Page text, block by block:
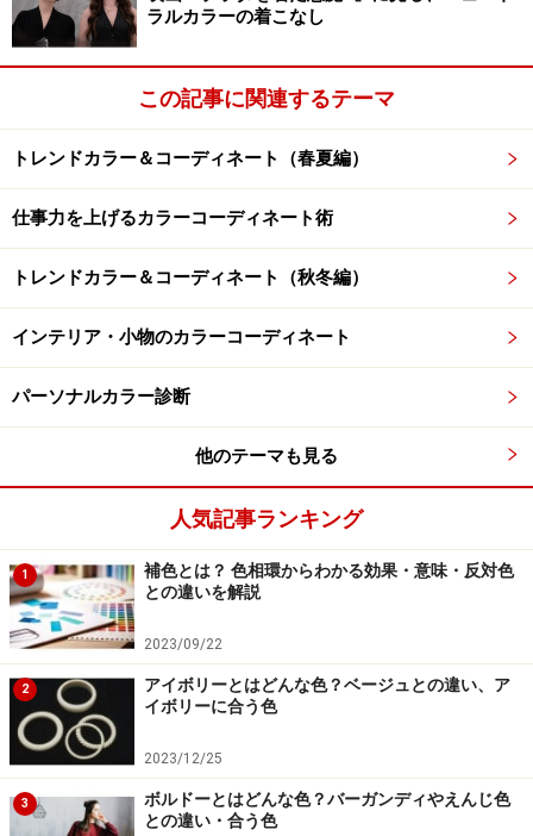
ラルカラーの着こなし
この記事に関連するテーマ
トレンドカラー＆コーディネート（春夏編）
仕事力を上げるカラーコーディネート術
トレンドカラー＆コーディネート（秋冬編）
インテリア・小物のカラーコーディネート
パーソナルカラー診断
他のテーマも見る
人気記事ランキング
1
補色とは？ 色相環からわかる効果・意味・反対色
との違いを解説
2023/09/22
2
アイボリーとはどんな色？ベージュとの違い、ア
イボリーに合う色
2023/12/25
3
ボルドーとはどんな色？バーガンディやえんじ色
との違い・合う色